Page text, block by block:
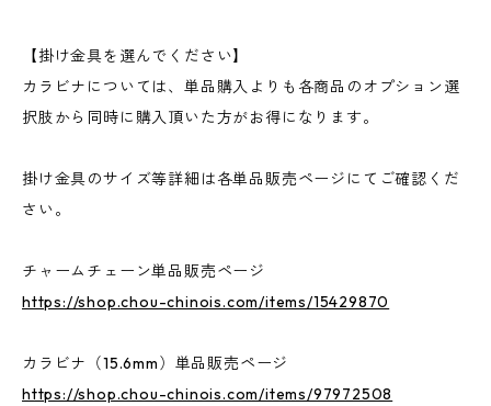
【掛け金具を選んでください】
カラビナについては、単品購入よりも各商品のオプション選
択肢から同時に購入頂いた方がお得になります。
掛け金具のサイズ等詳細は各単品販売ページにてご確認くだ
さい。
チャームチェーン単品販売ページ
https://shop.chou-chinois.com/items/15429870
カラビナ（15.6mm）単品販売ページ
https://shop.chou-chinois.com/items/97972508